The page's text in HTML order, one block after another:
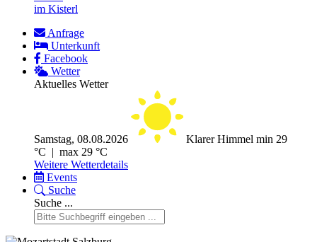
im Kisterl
Anfrage
Unterkunft
Facebook
Wetter
Aktuelles Wetter
Samstag, 08.08.2026 Klarer Himmel min 29
°C | max 29 °C
Weitere Wetterdetails
Events
Suche
Suche ...